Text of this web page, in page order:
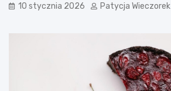
10 stycznia 2026 Patycja Wieczorek